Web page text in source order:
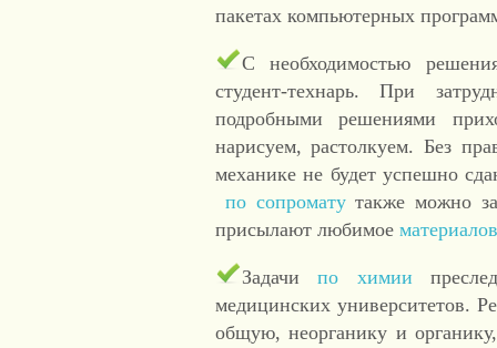
пакетах компьютерных
С необходимостью
студент-технарь. При
подробными решениями
нарисуем, растолкуем. Без
механике не будет успешно
по сопроматутакже можно
присылают любимое
Задачипо химии
медицинских университетов.
общую, неорганику и